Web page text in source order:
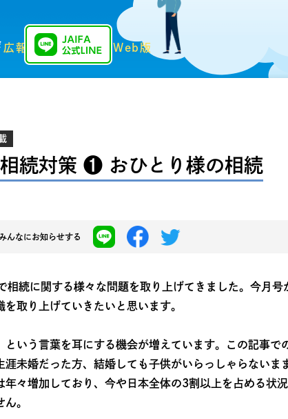
広報誌「Present」Web版
続対策 ❶ おひとり様の相続
んなにお知らせする
相続に関する様々な問題を取り上げてきました。今月号
取り上げていきたいと思います。
いう言葉を耳にする機会が増えています。この記事で
未婚だった方、結婚しても子供がいらっしゃらないま
々増加しており、今や日本全体の3割以上を占める状
。